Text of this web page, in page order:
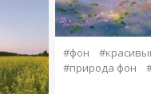
#фон
#природа фон